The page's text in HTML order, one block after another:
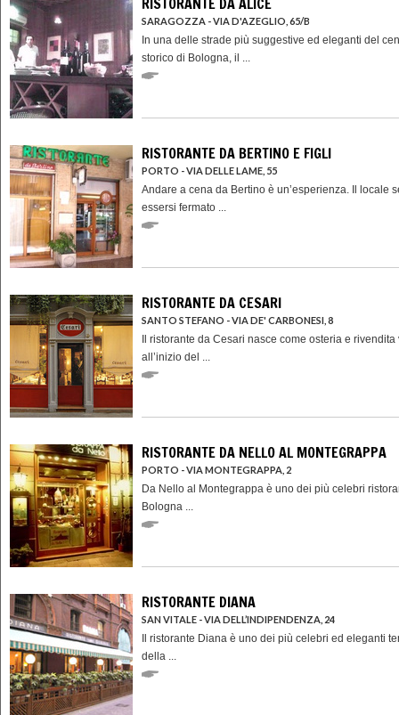
SARAGOZZA - VIA D'AZEGLIO, 65/B
In una delle strade più suggestive ed eleganti del
storico di Bologna, il ...
RISTORANTE DA BERTINO E FIGLI
PORTO - VIA DELLE LAME, 55
Andare a cena da Bertino è un’esperienza. Il locale
essersi fermato ...
RISTORANTE DA CESARI
SANTO STEFANO - VIA DE' CARBONESI, 8
Il ristorante da Cesari nasce come osteria e rivendita
all’inizio del ...
RISTORANTE DA NELLO AL MONTEGRAPPA
PORTO - VIA MONTEGRAPPA, 2
Da Nello al Montegrappa è uno dei più celebri
Bologna ...
RISTORANTE DIANA
SAN VITALE - VIA DELL’INDIPENDENZA, 24
Il ristorante Diana è uno dei più celebri ed eleganti
della ...